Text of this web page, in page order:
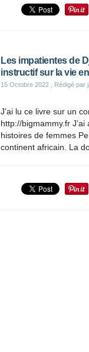
Les impatientes de
instructif sur la vie
15 Octobre 2022 , Rédigé par
J’ai lu ce livre sur un
http://bigmammy.fr
histoires de femmes
continent africain. La